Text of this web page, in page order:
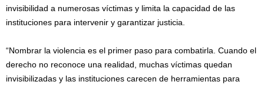
invisibilidad a numerosas víctimas y limita la capacidad de las
instituciones para intervenir y garantizar justicia.
“Nombrar la violencia es el primer paso para combatirla. Cuando el
derecho no reconoce una realidad, muchas víctimas quedan
invisibilizadas y las instituciones carecen de herramientas para